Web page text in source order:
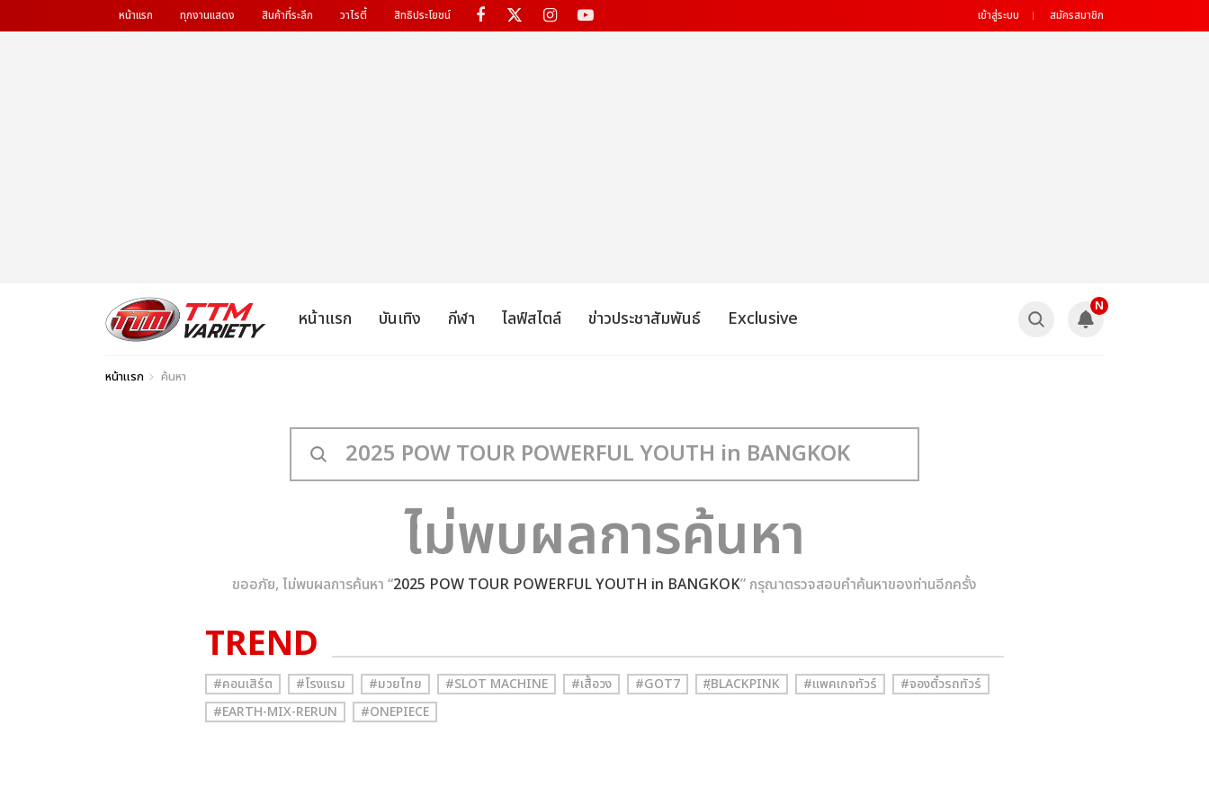
หน้าแรก ทุกงานแสดง สินค้าที่ระลึก วาไรตี้ สิทธิประโยชน์ เข้าสู่ระบบ สมัครสมาชิก
หน้าแรก บันเทิง กีฬา ไลฟ์สไตล์ ข่าวประชาสัมพันธ์ Exclusive
N
หน้าแรก ค้นหา
ไม่พบผลการค้นหา
ขออภัย, ไม่พบผลการค้นหา “2025 POW TOUR POWERFUL YOUTH in BANGKOK” กรุณาตรวจสอบคำค้นหาของท่านอีกครั้ง
TREND
#คอนเสิร์ต #โรงแรม #มวยไทย #SLOT MACHINE #เสื้อวง #GOT7 #ฺBLACKPINK #แพคเกจทัวร์
#จองตั๋วรถทัวร์
#EARTH-MIX-RERUN
#ONEPIECE